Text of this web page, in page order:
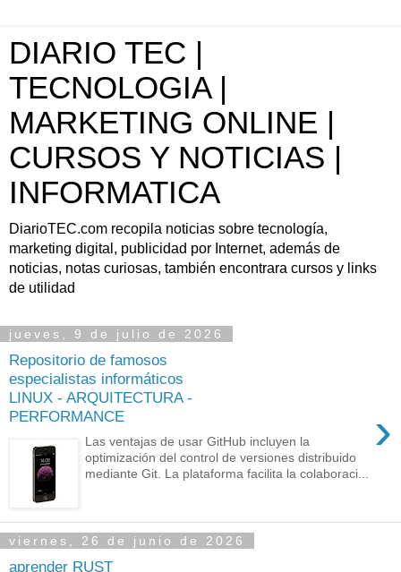
DIARIO TEC |
TECNOLOGIA |
MARKETING ONLINE |
CURSOS Y NOTICIAS |
INFORMATICA
DiarioTEC.com recopila noticias sobre tecnología,
marketing digital, publicidad por Internet, además de
noticias, notas curiosas, también encontrara cursos y links
de utilidad
jueves, 9 de julio de 2026
Repositorio de famosos
especialistas informáticos
LINUX - ARQUITECTURA -
PERFORMANCE
›
Las ventajas de usar GitHub incluyen la
optimización del control de versiones distribuido
mediante Git. La plataforma facilita la colaboraci...
viernes, 26 de junio de 2026
aprender RUST